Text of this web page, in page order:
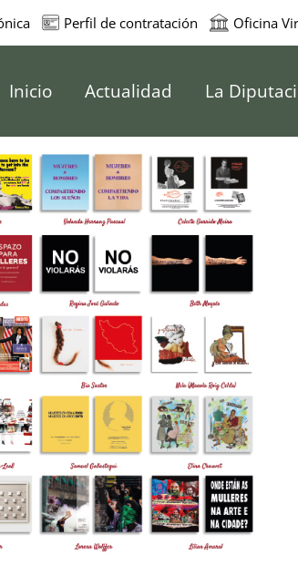
Perfil de contratación Oficina
de
Inicio Actualidad La